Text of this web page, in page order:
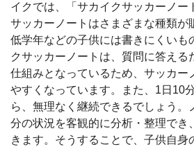
イクでは、「サカイクサッカーノー
サッカーノートはさまざまな種類が
低学年などの子供には書きにくいも
クサッカーノートは、質問に答える
仕組みとなっているため、サッカー
やすくなっています。また、1日10
ら、無理なく継続できるでしょう。
分の状況を客観的に分析・整理でき
きます。そうすることで、子供自身